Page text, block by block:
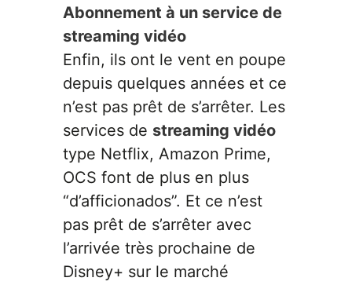
Abonnement à un service de
streaming vidéo
Enfin, ils ont le vent en poupe
depuis quelques années et ce
n’est pas prêt de s’arrêter. Les
services de streaming vidéo
type Netflix, Amazon Prime,
OCS font de plus en plus
“d’afficionados”. Et ce n’est
pas prêt de s’arrêter avec
l’arrivée très prochaine de
Disney+ sur le marché